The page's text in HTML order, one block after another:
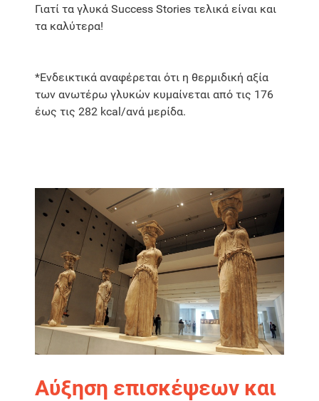
Γιατί τα γλυκά Success Stories τελικά είναι και
τα καλύτερα!
*Ενδεικτικά αναφέρεται ότι η θερμιδική αξία
των ανωτέρω γλυκών κυμαίνεται από τις 176
έως τις 282 kcal/ανά μερίδα.
Αύξηση επισκέψεων και